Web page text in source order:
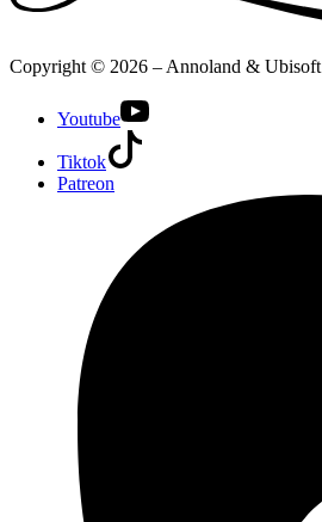
Copyright © 2026 – Annoland & Ubisoft
Youtube
Tiktok
Patreon